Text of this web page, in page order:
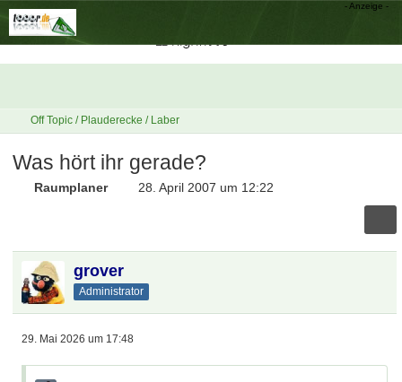
Off Topic / Plauderecke / Laber
Was hört ihr gerade?
Raumplaner 28. April 2007 um 12:22
grover
Administrator
29. Mai 2026 um 17:48